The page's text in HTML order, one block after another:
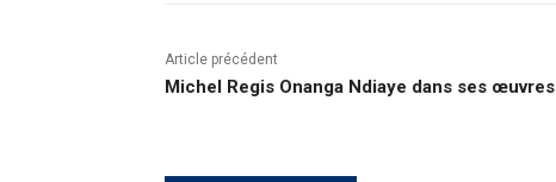
Article précédent
Michel Regis Onanga Ndiaye dans ses œuvres